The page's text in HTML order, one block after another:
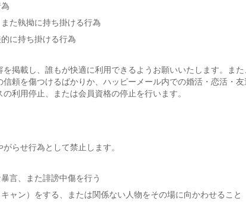
た執拗に持ち掛ける行為
に持ち掛ける行為
掲載し、誰もが快適に利用できるようお願いいたします。ま
頼を傷つけるばかりか、ハッピーメール内での婚活・恋活・
利用停止、または会員資格の停止を行います。
らせ行為として禁止します。
言、また誹謗中傷を行う
ャン）をする、または関係ない人物をその場に向かわせること